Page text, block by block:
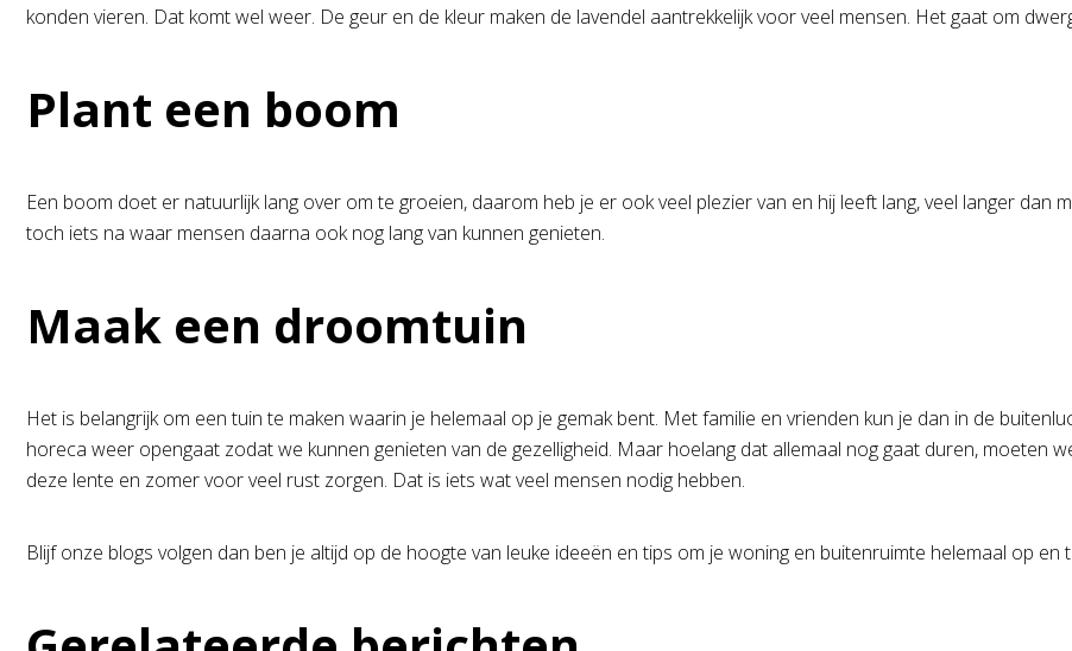
konden vieren. Dat komt wel weer. De geur en de kleur maken de lavendel aantrekkelijk voor veel mensen. Het gaat om
Plant een boom
Een boom doet er natuurlijk lang over om te groeien, daarom heb je er ook veel plezier van en hij leeft lang, veel langer dan
toch iets na waar mensen daarna ook nog lang van kunnen genieten.
Maak een droomtuin
Het is belangrijk om een tuin te maken waarin je helemaal op je gemak bent. Met familie en vrienden kun je dan in de
horeca weer opengaat zodat we kunnen genieten van de gezelligheid. Maar hoelang dat allemaal nog gaat duren, moeten
deze lente en zomer voor veel rust zorgen. Dat is iets wat veel mensen nodig hebben.
Blijf onze blogs volgen dan ben je altijd op de hoogte van leuke ideeën en tips om je woning en buitenruimte helemaal op en